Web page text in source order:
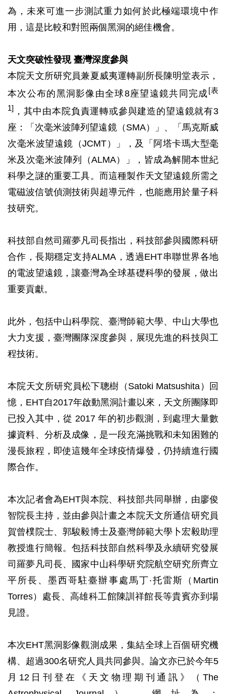
為，未來可進一步測試重力如何於此極端環境中作
用，這是比較和對照兩個黑洞的絕佳機會。
天文突破性發現 臺灣深度參與
本院天文所研究員兼夏威夷運轉副所長陳明堂表示，
本次公布的黑洞影像由全球8座望遠鏡共同完成[表
1] ，其中由本院負責運轉或參與建造的望遠鏡就有3
座：「次毫米波陣列望遠鏡（SMA）」、「馬克斯威
次毫米波望遠鏡（JCMT）」，及「阿塔卡瑪大型毫
米及次毫米波陣列（ALMA）」，皆成為解開本世紀
科學之謎的重要工具。而這種製作天文望遠鏡所需之
電磁波信號偵測技術與超導元件，也能應用於量子科
技研究。
科技部自然司羅夢凡司長指出，科技部參與國際科研
合作，長期穩定支持ALMA，透過EHT串聯世界各地
的電波望遠鏡，讓臺灣為全球基礎科學的發展，做出
重要貢獻。
此外，包括中山科學院、臺灣師範大學、中山大學也
大力支援，臺灣團隊深度參與，展現先進的科技與工
程技術。
本院天文所研究員松下聰樹（Satoki Matsushita）回
憶，EHT自2017年啟動黑洞計畫以來，天文所團隊即
已投入其中，從 2017 年的初步觀測，到處理大量數
據資料、分析及成像，是一段充滿挑戰和未知困難的
漫長旅程，即使這幾年全球疫情爆發，仍持續進行國
際合作。
本次記者會為EHT與本院、科技部共同舉辦，由廖俊
智院長主持，並由參與計畫之本院天文所通信研究員
賀曾樸院士、郭駿毅博士及臺灣師範大學卜宏毅助理
教授進行簡報。包括科技部自然科學及永續研究發展
司羅夢凡司長、國家中山科學研究院航空研究所齊立
平所長、墨西哥駐臺辦事處馬丁‧托雷斯（Martin
Torres）處長、高雄科工館陳訓祥館長等貴賓亦到場
見證。
本次EHT黑洞影像觀測成果，集結全球上百個研究機
構、超過300名研究人員共同參與。論文亦已於今年5
月12日刊登在《天文物理期刊通訊》（The